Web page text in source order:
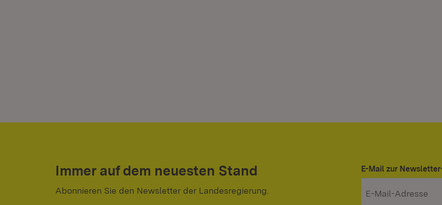
Immer auf dem neuesten Stand
Abonnieren Sie den Newsletter der Landesregierung.
E-Mail zur